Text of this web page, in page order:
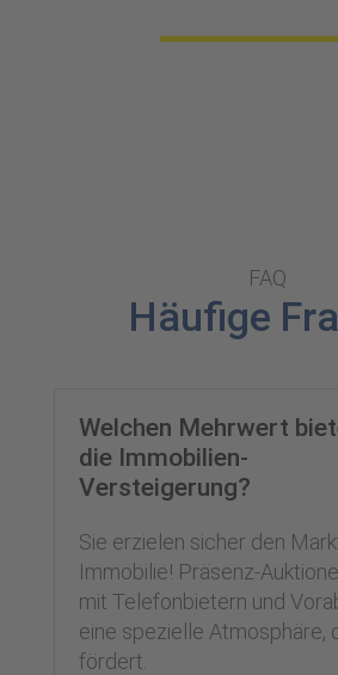
FAQ
Häufige
Welchen Mehrwert
die Immobilien-
Versteigerung?
Sie erzielen sicher den
Immobilie! Präsenz-
mit Telefonbietern und
eine spezielle Atmosphäre,
fördert.